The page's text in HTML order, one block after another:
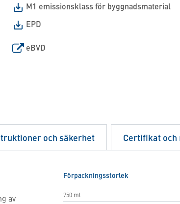
M1 emissionsklass för byggnadsmaterial
EPD
eBVD
av
Förpackningsstorlek
750 ml
och säkerhet Certifikat